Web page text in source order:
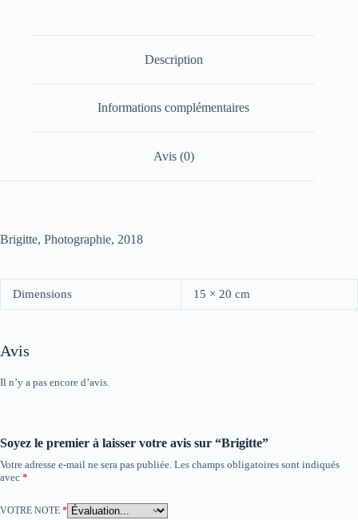
Description
Informations complémentaires
Avis (0)
Brigitte, Photographie, 2018
Dimensions 15 × 20 cm
Avis
Il n’y a pas encore d’avis.
Soyez le premier à laisser votre avis sur “Brigitte”
Votre adresse e-mail ne sera pas publiée. Les champs obligatoires sont indiqués
avec *
VOTRE NOTE *